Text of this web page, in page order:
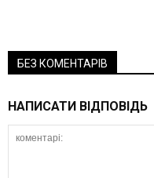
БЕЗ КОМЕНТАРІВ
НАПИСАТИ ВІДПОВІДЬ